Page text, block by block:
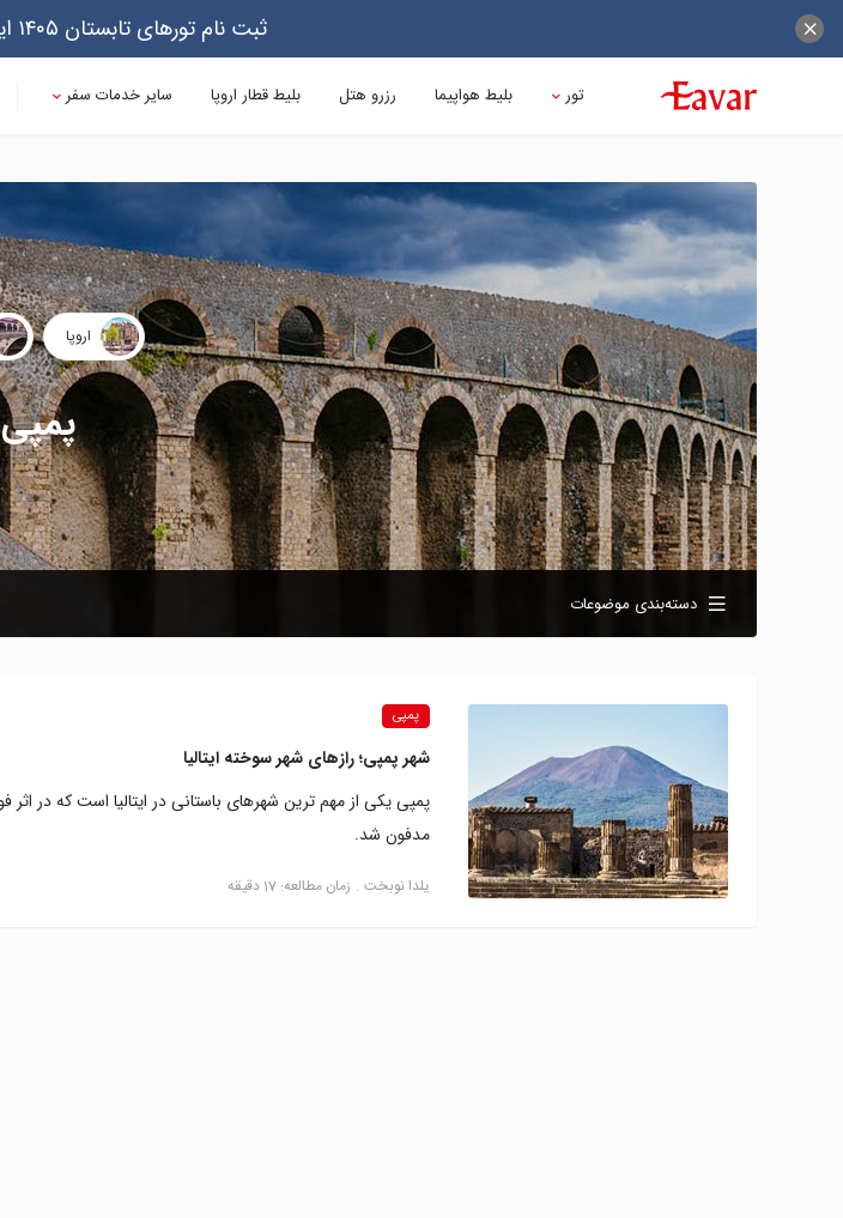
ثبت نام تورهای تابستان ۱۴۰۵ ایوار آغاز شد
تور بلیط هواپیما رزرو هتل بلیط قطار اروپا سایر خدمات سفر
اروپا
پمپی
دسته‌بندی موضوعات
پمپی
شهر پمپی؛ رازهای شهر سوخته ایتالیا
مدفون شد.
یلدا نوبخت زمان مطالعه: 17 دقیقه